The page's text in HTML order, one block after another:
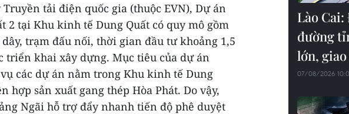
Truyền tải điện quốc gia (thuộc EVN), Dự án
2 tại Khu kinh tế Dung Quất có quy mô gồm
trạm đấu nối, thời gian đầu tư khoảng 1,5
khai xây dựng. Mục tiêu của dự án
các dự án nằm trong Khu kinh tế Dung
hợp sản xuất gang thép Hòa Phát. Do vậy,
Ngãi hỗ trợ đẩy nhanh tiến độ phê duyệt
Lào
đường
lớn,
07/08/2026